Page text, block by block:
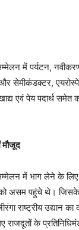
में पर्यटन,
सेमीकंडक्टर,
एवं पेय पदार्थ समेत
मौजूद
में भाग लेने के लिए
को असम पहुंचे थे।
राष्ट्रीय उद्यान का
के